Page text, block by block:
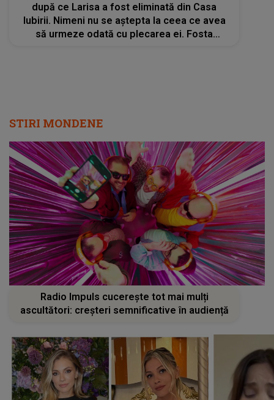
după ce Larisa a fost eliminată din Casa
Iubirii. Nimeni nu se aștepta la ceea ce avea
să urmeze odată cu plecarea ei. Fosta
STIRI MONDENE
Radio Impuls cucerește tot mai mulți
ascultători: creșteri semnificative în audiență